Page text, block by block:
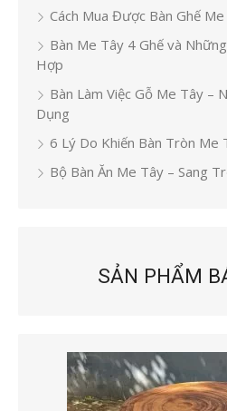
Cách Mua Được Bàn Ghế
Bàn Me Tây 4 Ghế và
Hợp
Bàn Làm Việc Gỗ Me Tây –
Dụng
6 Lý Do Khiến Bàn Tròn Me
Bộ Bàn Ăn Me Tây – Sang
SẢN PHẨM